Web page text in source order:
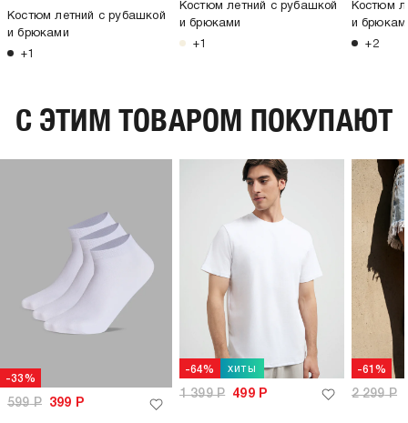
Костюм летний с рубашкой
и брюками
+1
Костюм летний с рубашкой
и брюками
+1
Костюм
и
+2
C ЭТИМ ТОВАРОМ ПОКУПАЮТ
-33%
599Р 399 Р
-64% хиты
1 399Р 499Р
-61%
2 299Р